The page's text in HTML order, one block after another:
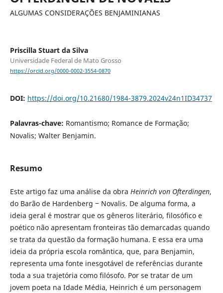
ALGUMAS CONSIDERAÇÕES BENJAMINIANAS
Priscilla Stuart da Silva
Universidade Federal de Mato Grosso
https://orcid.org/0000-0002-3554-0870
DOI: https://doi.org/10.21680/1984-3879.2024v24n1ID34737
Palavras-chave: Romantismo; Romance de Formação;
Novalis; Walter Benjamin.
Resumo
Este artigo faz uma análise da obra Heinrich von Ofterdingen,
do Barão de Hardenberg ‒ Novalis. De alguma forma, a
ideia geral é mostrar que os gêneros literário, filosófico e
poético não apresentam fronteiras tão demarcadas quando
se trata da questão da formação humana. E essa era uma
ideia da própria escola romântica, que, para Benjamin,
representa uma fonte inesgotável de referências durante
toda a sua trajetória como filósofo. Por se tratar de um
jovem poeta na Idade Média, Heinrich é um personagem